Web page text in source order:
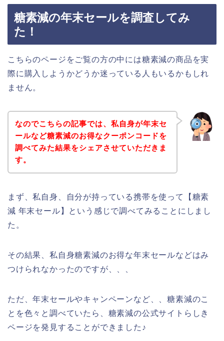
糖素減の年末セールを調査してみ
た！
こちらのページをご覧の方の中には糖素減の商品を実
際に購入しようかどうか迷っている人もいるかもしれ
ません。
なのでこちらの記事では、私自身が年末セ
ールなど糖素減のお得なクーポンコードを
調べてみた結果をシェアさせていただきま
す。
まず、私自身、自分が持っている携帯を使って【糖素
減 年末セール】という感じで調べてみることにしまし
た。
その結果、私自身糖素減のお得な年末セールなどはみ
つけられなかったのですが、、、
ただ、年末セールやキャンペーンなど、、糖素減のこ
とを色々と調べていたら、糖素減の公式サイトらしき
ページを発見することができました♪